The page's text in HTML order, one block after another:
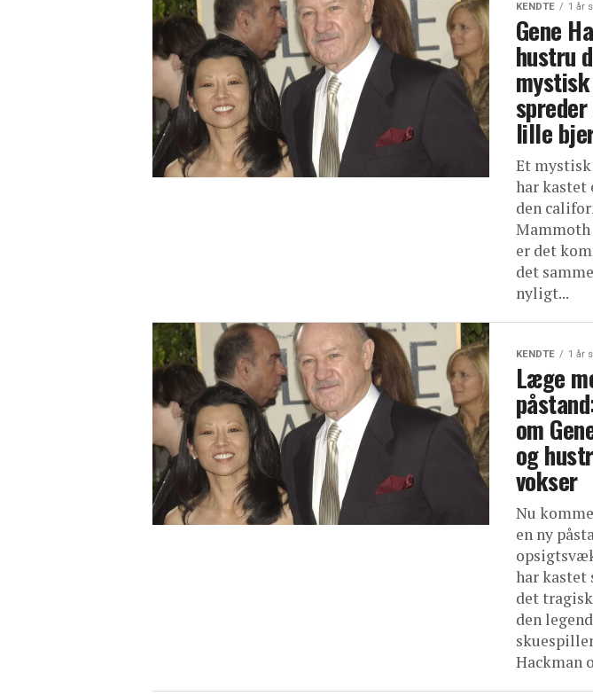
KENDTE 1 år
Gene
hustru
lille
Et
har kastet
den
Mammoth
er det
det
nyligt...
KENDTE 1 år
Læge
om
og
vokser
Nu
en ny
har kastet
det
den
Hackman